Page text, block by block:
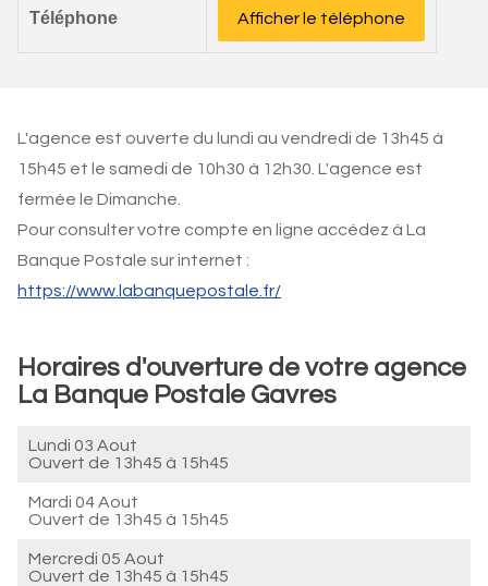
Téléphone Afficher le téléphone
L'agence est ouverte du lundi au vendredi de 13h45 à
15h45 et le samedi de 10h30 à 12h30. L'agence est
fermée le Dimanche.
Pour consulter votre compte en ligne accédez à La
Banque Postale sur internet :
https://www.labanquepostale.fr/
Horaires d'ouverture de votre agence
La Banque Postale Gavres
Lundi 03 Aout
Ouvert de 13h45 à 15h45
Mardi 04 Aout
Ouvert de 13h45 à 15h45
Mercredi 05 Aout
Ouvert de 13h45 à 15h45